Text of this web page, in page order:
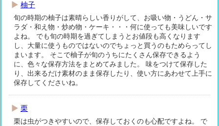
柚子
旬の時期の柚子は素晴らしい香りがして、お吸い物・うどん・サ
ラダ・和え物・炒め物・ケーキ・・・何に使っても美味しいです
よね。 でも旬の時期を過ぎてしまうとお値段も高くなります
し、大量に使うものではないのでちょっと買うのもためらってし
まいます。 そこで柚子が旬のうちにたくさん保存できるよう
に、色々な保存方法をまとめてみました。 味をつけて保存した
り、出来るだけ素材のまま保存したり、使い方にあわせて上手に
保存してくださいね。
栗
栗は虫がつきやすいので、保存しておくのも心配ですよね。 で